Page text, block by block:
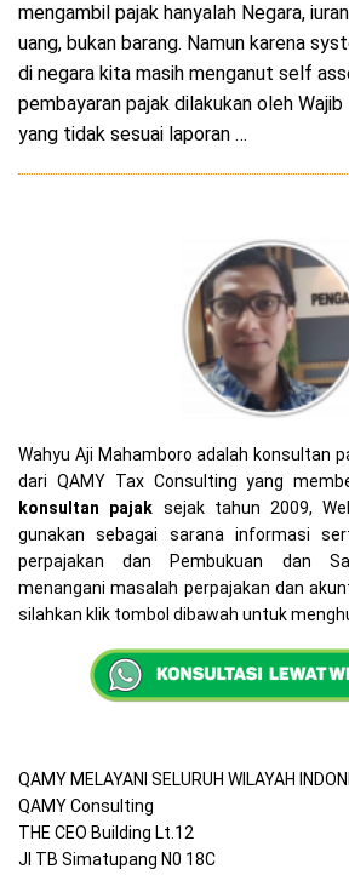
mengambil pajak hanyalah Negara,
uang, bukan barang. Namun karena
di negara kita masih menganut self
pembayaran pajak dilakukan oleh
yang tidak sesuai laporan …
Wahyu Aji Mahamboro adalah konsultan
dari QAMY Tax Consulting yang
konsultan pajak sejak tahun 2009,
gunakan sebagai sarana informasi
perpajakan dan Pembukuan dan
menangani masalah perpajakan dan
silahkan klik tombol dibawah untuk
QAMY MELAYANI SELURUH WILAYAH
QAMY Consulting
THE CEO Building Lt.12
Jl TB Simatupang N0 18C